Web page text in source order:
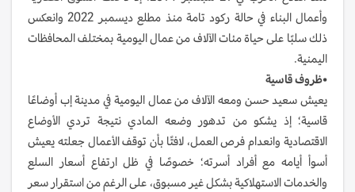
وأعمال البناء في حالة ركود تامة منذ مطلع ديسمبر 2022 وانعكس
ذلك سلبًا على حياة مئات الآلاف من عمال اليومية بمختلف المحافظات
اليمنية.
•ظروفقاسية
يعيش سعيد حسن ومعه الآلاف من عمال اليومية في مدينة إب أوضاعًا
قاسية؛ إذ يشكو من تدهور وضعه المادي نتيجة تردي الأوضاع
الاقتصادية وانعدام فرص العمل، لافتًا بأن توقف الأعمال جعلته يعيش
أسوأ أيامه مع أفراد أسرته؛ خصوصًا في ظل ارتفاع أسعار السلع
والخدمات الاستهلاكية بشكل غير مسبوق، على الرغم من استقرار سعر